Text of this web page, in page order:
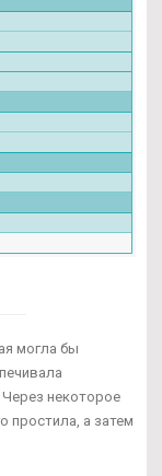
могла бы
некоторое
простила, а затем